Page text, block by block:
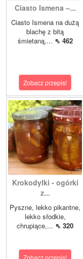
Ciasto Ismena –...
Ciasto Ismena na dużą
blachę z bitą
śmietaną,... ⇖ 462
Zobacz przepis!
Krokodylki - ogórki
z...
Pyszne, lekko pikantne,
lekko słodkie,
chrupiące,... ⇖ 320